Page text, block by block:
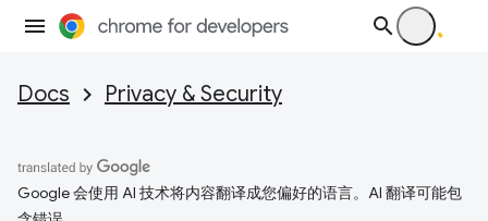
Docs Privacy & Security
Google 会使用 AI 技术将内容翻译成您偏好的语言。AI 翻译可能包